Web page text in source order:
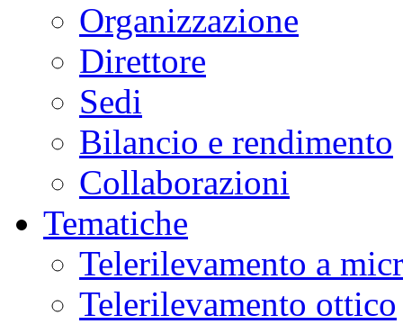
Organizzazione
Direttore
Sedi
Bilancio e rendimento
Collaborazioni
Tematiche
Telerilevamento a
Telerilevamento ottico